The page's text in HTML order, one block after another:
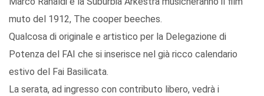
muto del 1912, The cooper beeches.
Qualcosa di originale e artistico per la Delegazione di
Potenza del FAI che si inserisce nel già ricco calendario
estivo del Fai Basilicata.
La serata, ad ingresso con contributo libero, vedrà i